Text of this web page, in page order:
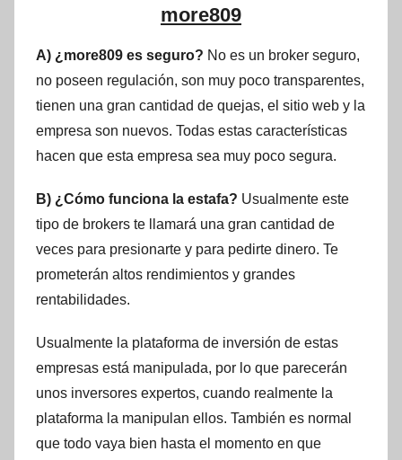
more809
A) ¿more809 es seguro? No es un broker seguro,
no poseen regulación, son muy poco transparentes,
tienen una gran cantidad de quejas, el sitio web y la
empresa son nuevos. Todas estas características
hacen que esta empresa sea muy poco segura.
B) ¿Cómo funciona la estafa? Usualmente este
tipo de brokers te llamará una gran cantidad de
veces para presionarte y para pedirte dinero. Te
prometerán altos rendimientos y grandes
rentabilidades.
Usualmente la plataforma de inversión de estas
empresas está manipulada, por lo que parecerán
unos inversores expertos, cuando realmente la
plataforma la manipulan ellos. También es normal
que todo vaya bien hasta el momento en que